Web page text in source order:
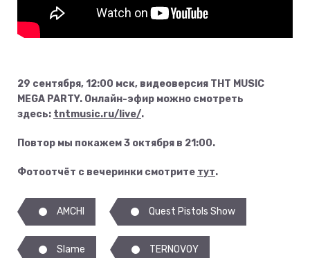
29 сентября, 12:00 мск, видеоверсия ТНТ MUSIC
MEGA PARTY. Онлайн-эфир можно смотреть
здесь: tntmusic.ru/live/.
Повтор мы покажем 3 октября в 21:00.
Фотоотчёт с вечеринки смотрите тут.
AMCHI Quest Pistols Show
Slame TERNOVOY